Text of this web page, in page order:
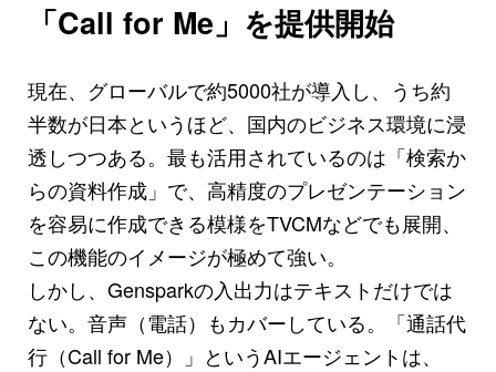
「Call for Me」を提供開始
現在、グローバルで約5000社が導入し、うち約
半数が日本というほど、国内のビジネス環境に浸
透しつつある。最も活用されているのは「検索か
らの資料作成」で、高精度のプレゼンテーション
を容易に作成できる模様をTVCMなどでも展開、
この機能のイメージが極めて強い。
しかし、Gensparkの入出力はテキストだけでは
ない。音声（電話）もカバーしている。「通話代
行（Call for Me）」というAIエージェントは、